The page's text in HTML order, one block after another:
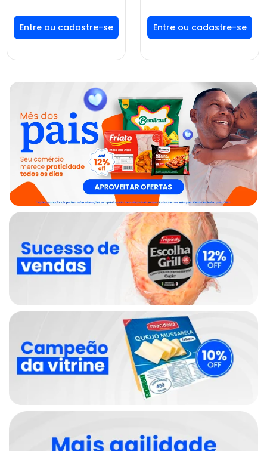
Faça seu login ou
cadastre-se para
ver preços e
Faça seu login ou
cadastre-se para
ver preços e